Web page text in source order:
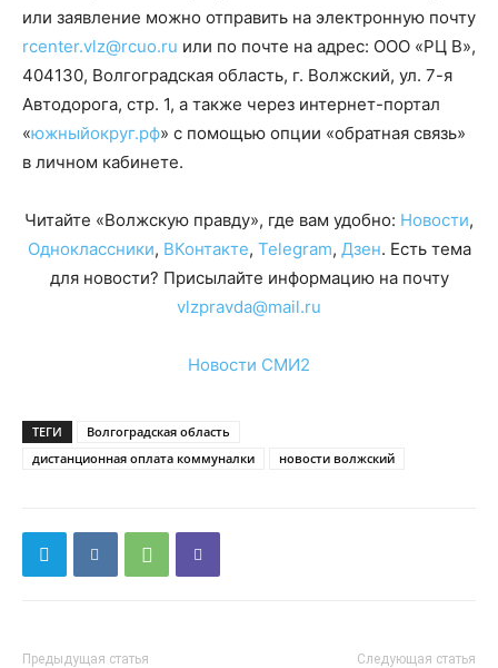
или заявление можно отправить на электронную почту
rcenter.vlz@rcuo.ru или по почте на адрес: ООО «РЦ В»,
404130, Волгоградская область, г. Волжский, ул. 7-я
Автодорога, стр. 1, а также через интернет-портал
«южныйокруг.рф» с помощью опции «обратная связь»
в личном кабинете.
Читайте «Волжскую правду», где вам удобно: Новости,
Одноклассники, ВКонтакте, Telegram, Дзен. Есть тема
для новости? Присылайте информацию на почту
vlzpravda@mail.ru
Новости СМИ2
ТЕГИ
Волгоградская область
дистанционная оплата коммуналки
новости волжский
Предыдущая статья Следующая статья